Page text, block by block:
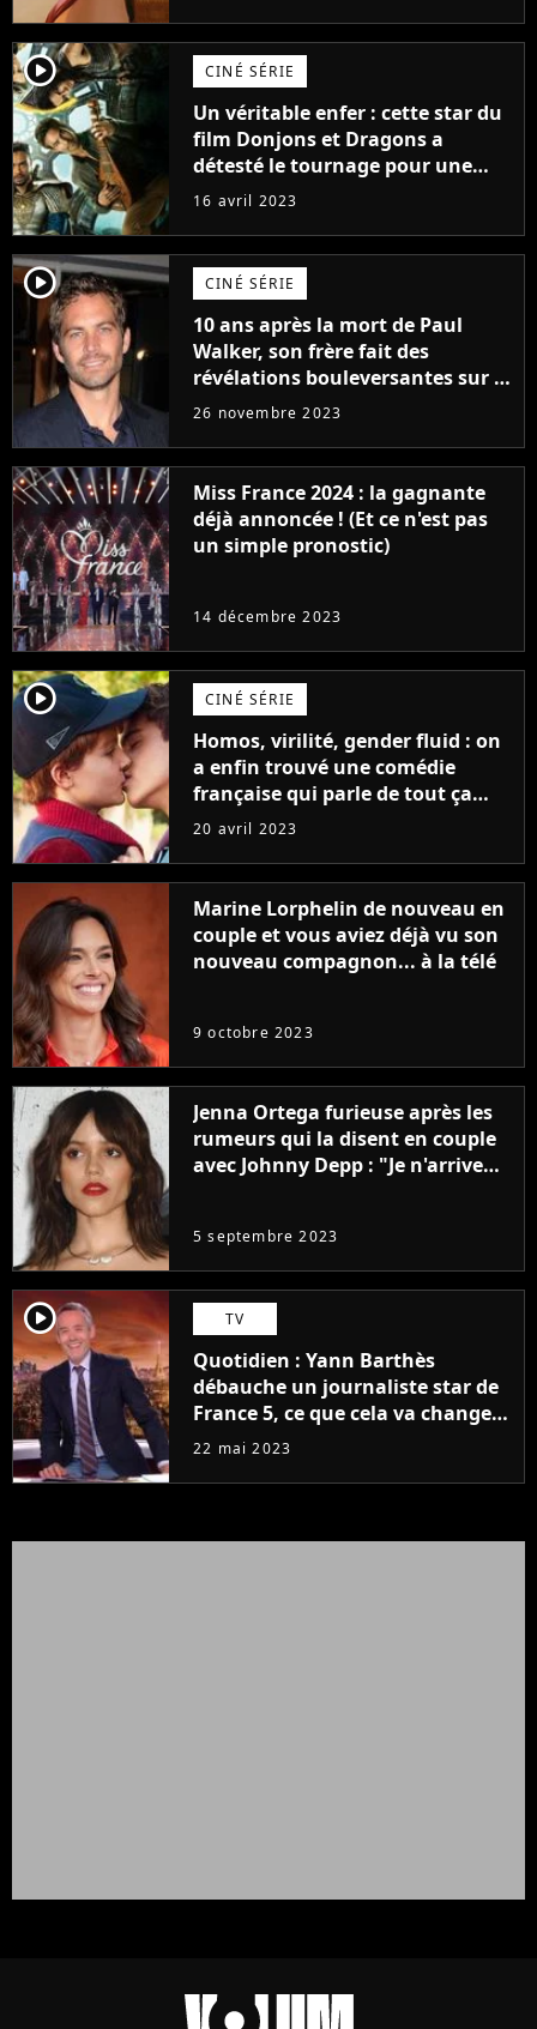
player2 CINÉ SÉRIE
Un véritable enfer : cette star du
film Donjons et Dragons a
détesté le tournage pour une
raison très spéciale
16 avril 2023
player2 CINÉ SÉRIE
10 ans après la mort de Paul
Walker, son frère fait des
révélations bouleversantes sur la
réaction des acteurs de Fast and
26 novembre 2023
Miss France 2024 : la gagnante
déjà annoncée ! (Et ce n'est pas
un simple pronostic)
14 décembre 2023
player2 CINÉ SÉRIE
Homos, virilité, gender fluid : on
a enfin trouvé une comédie
française qui parle de tout ça
sans être super ringarde
20 avril 2023
Marine Lorphelin de nouveau en
couple et vous aviez déjà vu son
nouveau compagnon... à la télé
9 octobre 2023
Jenna Ortega furieuse après les
rumeurs qui la disent en couple
avec Johnny Depp : "Je n'arrive
5 septembre 2023
player2 TV
Quotidien : Yann Barthès
débauche un journaliste star de
France 5, ce que cela va changer
à la rentrée
22 mai 2023